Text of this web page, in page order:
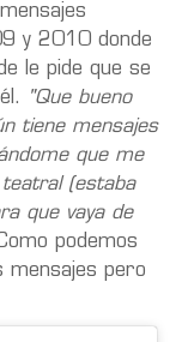
y 2010 donde
le pide que se
"Que bueno
tiene mensajes
que me
(estaba
que vaya de
podemos
mensajes pero